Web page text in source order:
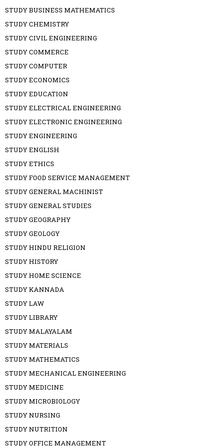
STUDY BUSINESS MATHEMATICS
STUDY CHEMISTRY
STUDY CIVIL ENGINEERING
STUDY COMMERCE
STUDY COMPUTER
STUDY ECONOMICS
STUDY EDUCATION
STUDY ELECTRICAL ENGINEERING
STUDY ELECTRONIC ENGINEERING
STUDY ENGINEERING
STUDY ENGLISH
STUDY ETHICS
STUDY FOOD SERVICE MANAGEMENT
STUDY GENERAL MACHINIST
STUDY GENERAL STUDIES
STUDY GEOGRAPHY
STUDY GEOLOGY
STUDY HINDU RELIGION
STUDY HISTORY
STUDY HOME SCIENCE
STUDY KANNADA
STUDY LAW
STUDY LIBRARY
STUDY MALAYALAM
STUDY MATERIALS
STUDY MATHEMATICS
STUDY MECHANICAL ENGINEERING
STUDY MEDICINE
STUDY MICROBIOLOGY
STUDY NURSING
STUDY NUTRITION
STUDY OFFICE MANAGEMENT